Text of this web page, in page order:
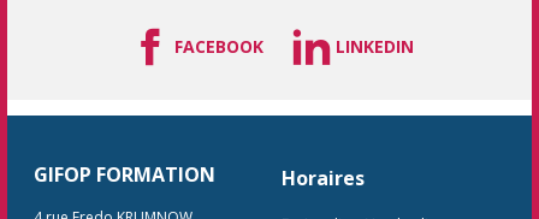
FACEBOOK LINKEDIN
GIFOP FORMATION Horaires